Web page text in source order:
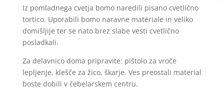
Iz pomladnega cvetja bomo naredili pisano cvetlično
tortico. Uporabili bomo naravne materiale in veliko
domišljije ter se nato brez slabe vesti cvetlično
posladkali.
Za delavnico doma pripravite: pištolo za vroče
lepljenje, klešče za žico, škarje. Ves preostali material
boste dobili v čebelarskem centru.